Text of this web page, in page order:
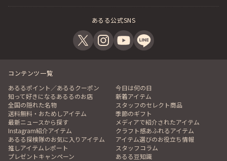
あるる公式SNS
コンテンツ一覧
あるるポイント／あるるクーポン
今日は何の日
知って好きになるあるるのお店
新着アイテム
全国の隠れた名物
スタッフのセレクト商品
送料無料・おためしアイテム
季節のギフト
最新ニュースから探す
メディアで紹介されたアイテム
Instagram紹介アイテム
クラフト感あふれるアイテム
あるる探検隊のお気に入りアイテム
アイテム選びのお役立ち情報
推しアイテムレポート
スタッフコラム
プレゼントキャンペーン
あるる豆知識